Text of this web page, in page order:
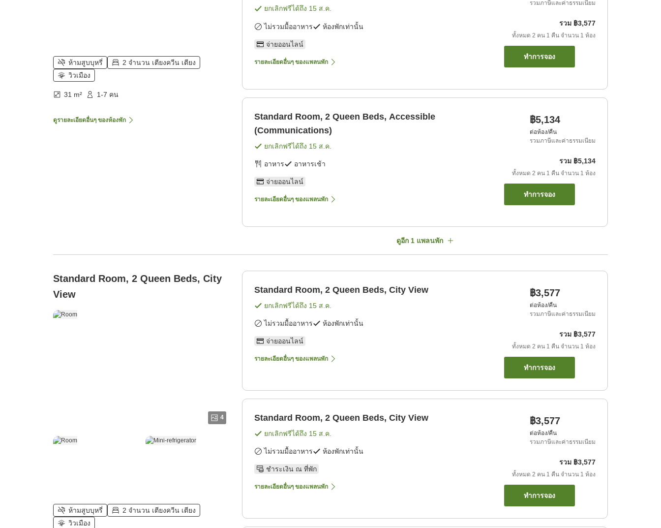
ห้ามสูบบุหรี่
2 จำนวน เตียงควีน เตียง
วิวเมือง
31 m² 1-7 คน
ดูรายละเอียดอื่นๆ ของห้องพัก
ยกเลิกฟรีได้ถึง 15 ส.ค.
ไม่รวมมื้ออาหาร ห้องพักเท่านั้น
จ่ายออนไลน์
รายละเอียดอื่นๆ ของแพลนพัก
รวมภาษีและค่าธรรมเนียม
รวม ฿3,577
ทั้งหมด 2 คน 1 คืน จำนวน 1 ห้อง
ทำการจอง
Standard Room, 2 Queen Beds, Accessible
(Communications)
ยกเลิกฟรีได้ถึง 15 ส.ค.
อาหาร อาหารเช้า
จ่ายออนไลน์
รายละเอียดอื่นๆ ของแพลนพัก
฿5,134
ต่อห้อง/คืน
รวมภาษีและค่าธรรมเนียม
รวม ฿5,134
ทั้งหมด 2 คน 1 คืน จำนวน 1 ห้อง
ทำการจอง
ดูอีก 1แพลนพัก
Standard Room, 2 Queen Beds, City
View
4
ห้ามสูบบุหรี่
2 จำนวน เตียงควีน เตียง
วิวเมือง
Standard Room, 2 Queen Beds, City View
ยกเลิกฟรีได้ถึง 15 ส.ค.
ไม่รวมมื้ออาหาร ห้องพักเท่านั้น
จ่ายออนไลน์
รายละเอียดอื่นๆ ของแพลนพัก
฿3,577
ต่อห้อง/คืน
รวมภาษีและค่าธรรมเนียม
รวม ฿3,577
ทั้งหมด 2 คน 1 คืน จำนวน 1 ห้อง
ทำการจอง
Standard Room, 2 Queen Beds, City View
ยกเลิกฟรีได้ถึง 15 ส.ค.
ไม่รวมมื้ออาหาร ห้องพักเท่านั้น
ชำระเงิน ณ ที่พัก
รายละเอียดอื่นๆ ของแพลนพัก
฿3,577
ต่อห้อง/คืน
รวมภาษีและค่าธรรมเนียม
รวม ฿3,577
ทั้งหมด 2 คน 1 คืน จำนวน 1 ห้อง
ทำการจอง